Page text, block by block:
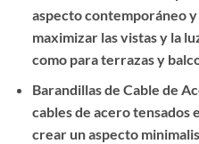
aspecto contemporáneo
maximizar las vistas y la
como para terrazas y
Barandillas de Cable de
cables de acero tensados
crear un aspecto